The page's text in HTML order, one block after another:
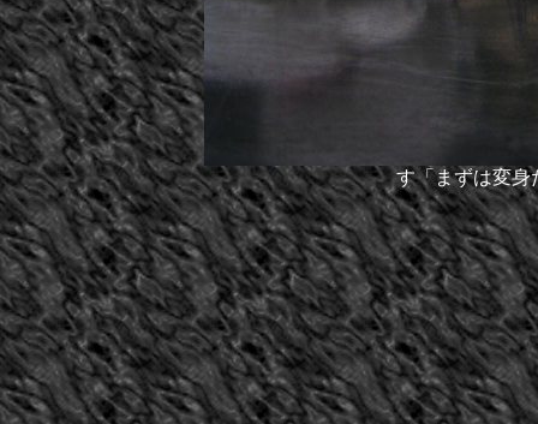
す「まずは変身